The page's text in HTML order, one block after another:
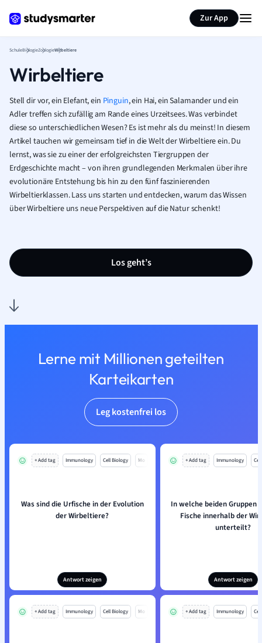
Zur App
SchuleBiologieZoologieWirbeltiere
Wirbeltiere
Stell dir vor, ein Elefant, ein Pinguin, ein Hai, ein Salamander und ein
Adler treffen sich zufällig am Rande eines Urzeitsees. Was verbindet
diese so unterschiedlichen Wesen? Es ist mehr als du meinst! In diesem
Artikel tauchen wir gemeinsam tief in die Welt der Wirbeltiere ein. Du
lernst, was sie zu einer der erfolgreichsten Tiergruppen der
Erdgeschichte macht – von ihren grundlegenden Merkmalen über ihre
evolutionäre Entstehung bis hin zu den fünf faszinierenden
Wirbeltierklassen. Lass uns starten und entdecken, warum das Wissen
über Wirbeltiere uns neue Perspektiven auf die Natur schenkt!
Los geht’s
Lerne mit Millionen geteilten
Karteikarten
Leg kostenfrei los
+ Add tag Immunology Cell Biology Mo
Was sind die Urfische in der Evolution
der Wirbeltiere?
Antwort zeigen
+ Add tag Immunology
In welche beiden Gruppen
Fische innerhalb der
unterteilt?
Antwort zeigen
+ Add tag Immunology Cell Biology Mo + Add tag Immunology
Seite zusammenfassen